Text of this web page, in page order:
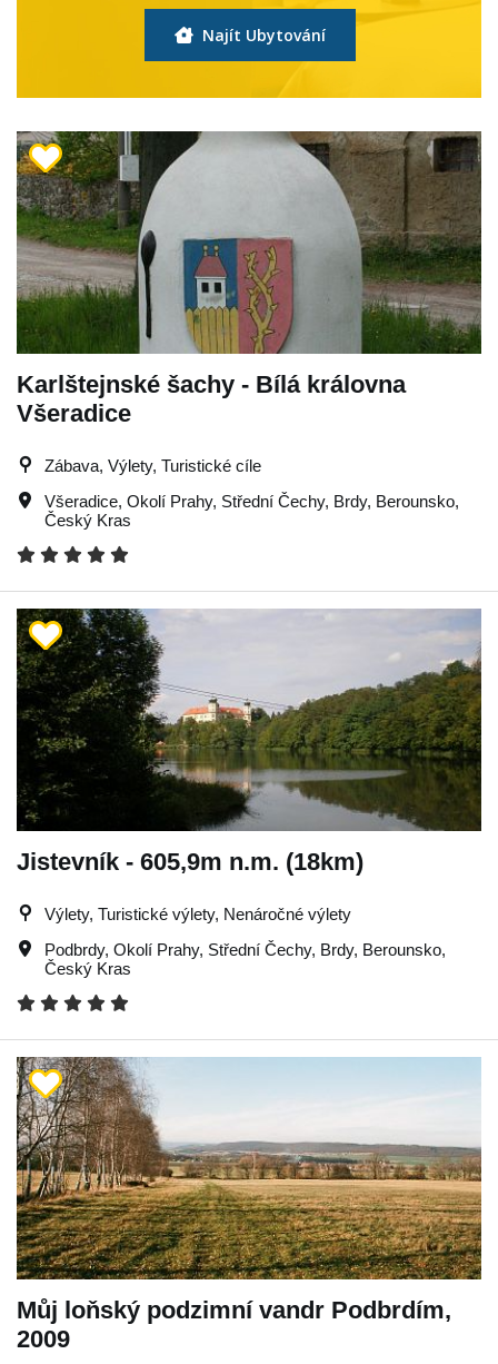
Najít Ubytování
Karlštejnské šachy - Bílá královna
Všeradice
Zábava, Výlety, Turistické cíle
Všeradice, Okolí Prahy, Střední Čechy, Brdy, Berounsko,
Český Kras
Jistevník - 605,9m n.m. (18km)
Výlety, Turistické výlety, Nenáročné výlety
Podbrdy, Okolí Prahy, Střední Čechy, Brdy, Berounsko,
Český Kras
Můj loňský podzimní vandr Podbrdím,
2009